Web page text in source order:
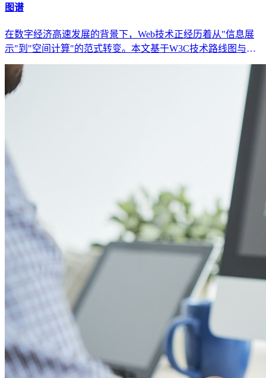
图谱
在数字经济高速发展的背景下，Web技术正经历着从"信息展
示"到"空间计算"的范式转变。本文基于W3C技术路线图与行
业实践，深度剖析HTML5与CSS3的核心演进方向，揭示未来
五年将重塑数字体验的关键技术突破与应用场景。